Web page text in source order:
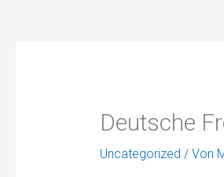
Deutsche
Uncategorized / Von